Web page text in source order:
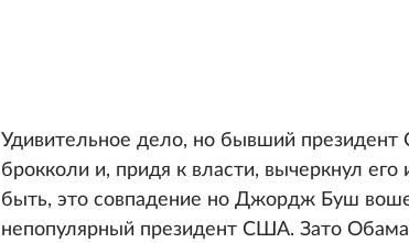
Удивительное дело, но бывший
брокколи и, придя к власти, вычеркнул
быть, это совпадение но Джордж Буш
непопулярный президент США. Зато